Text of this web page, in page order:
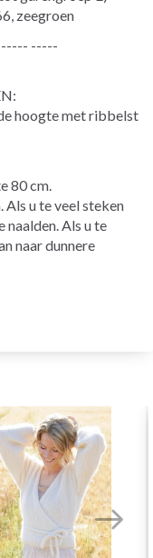
zeegroen
-----
hoogte met ribbelst
80 cm.
Als u te veel steken
naalden. Als u te
naar dunnere